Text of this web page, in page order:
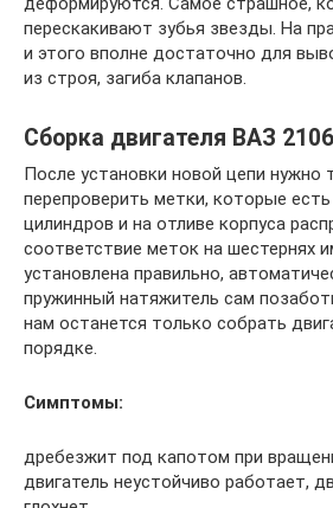
перескакивают зубья звезды. На
и этого вполне достаточно для
из строя, загиба клапанов.
Сборка двигателя ВАЗ 2106
После установки новой цепи нужно
перепроверить метки, которые
цилиндров и на отливе корпуса
соответствие меток на шестернях
установлена правильно,
пружинный натяжитель сам
нам останется только собрать
порядке.
Симптомы:
дребезжит под капотом при
двигатель неустойчиво работает,